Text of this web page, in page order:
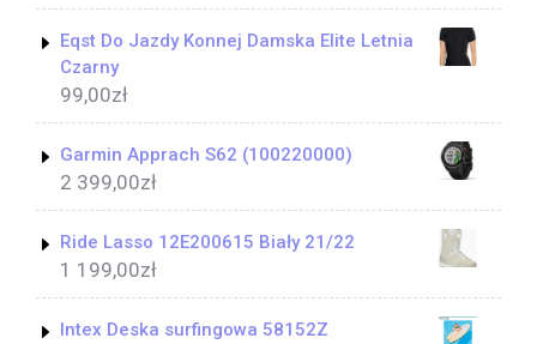
Eqst Do Jazdy Konnej Damska Elite Letnia
Czarny
99,00zł
Garmin Apprach S62 (100220000)
2 399,00zł
Ride Lasso 12E200615 Biały 21/22
1 199,00zł
Intex Deska surfingowa 58152Z